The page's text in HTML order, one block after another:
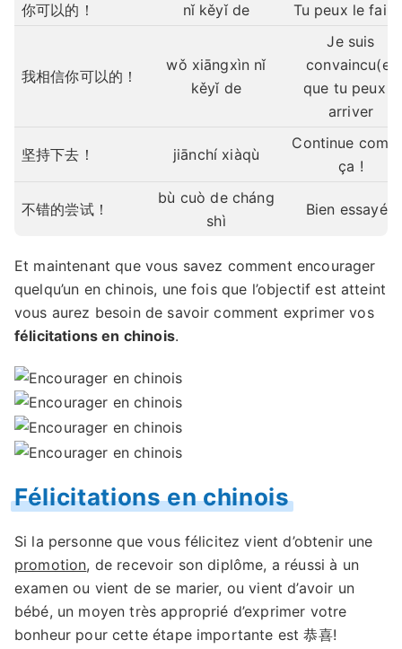
你可以的！
nǐ kěyǐ de Tu peux le
我相信你可以的！
wǒ xiāngxìn nǐ
kěyǐ de
Je suis
convaincu(e)
que tu peux y
arriver
坚持下去！ jiānchí xiàqù
Continue
ça !
不错的尝试！
bù cuò de cháng
shì
Bien essayé !
Et maintenant que vous savez comment encourager
quelqu’un en chinois, une fois que l’objectif est atteint
vous aurez besoin de savoir comment exprimer vos
félicitations en chinois.
Félicitations en chinois
Si la personne que vous félicitez vient d’obtenir une
promotion, de recevoir son diplôme, a réussi à un
examen ou vient de se marier, ou vient d’avoir un
bébé, un moyen très approprié d’exprimer votre
bonheur pour cette étape importante est 恭喜!